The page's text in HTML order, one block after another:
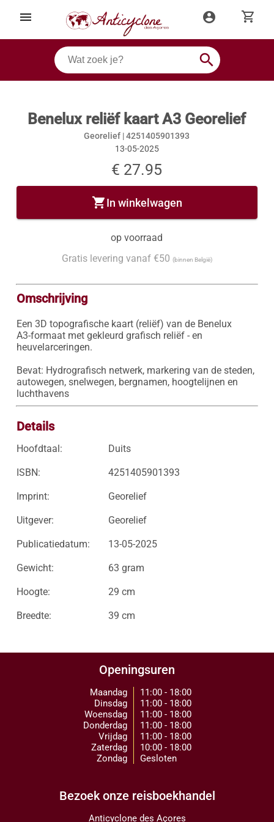
menu account_circle shopping_cart
search
Benelux reliëf kaart A3 Georelief
Georelief |4251405901393
13-05-2025
€ 27.95
shopping_cartIn winkelwagen
op voorraad
Gratis levering vanaf €50 (binnen België)
Omschrijving
Een 3D topografische kaart (reliëf) van de Benelux
A3-formaat met gekleurd grafisch reliëf - en
heuvelarceringen.
Bevat: Hydrografisch netwerk, markering van de steden,
autowegen, snelwegen, bergnamen, hoogtelijnen en
luchthavens
Details
Hoofdtaal: Duits
ISBN: 4251405901393
Imprint: Georelief
Uitgever: Georelief
Publicatiedatum: 13-05-2025
Gewicht: 63 gram
Hoogte: 29 cm
Breedte: 39 cm
Openingsuren
Maandag
Dinsdag
Woensdag
Donderdag
Vrijdag
Zaterdag
Zondag
11:00 - 18:00
11:00 - 18:00
11:00 - 18:00
11:00 - 18:00
11:00 - 18:00
10:00 - 18:00
Gesloten
Bezoek onze reisboekhandel
Anticyclone des Açores